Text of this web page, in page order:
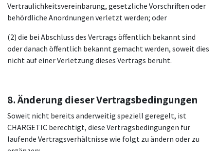
Vertraulichkeitsvereinbarung, gesetzliche Vorschriften oder
behördliche Anordnungen verletzt werden; oder
(2) die bei Abschluss des Vertrags öffentlich bekannt sind
oder danach öffentlich bekannt gemacht werden, soweit dies
nicht auf einer Verletzung dieses Vertrags beruht.
8. Änderung dieser Vertragsbedingungen
Soweit nicht bereits anderweitig speziell geregelt, ist
CHARGETIC berechtigt, diese Vertragsbedingungen für
laufende Vertragsverhältnisse wie folgt zu ändern oder zu